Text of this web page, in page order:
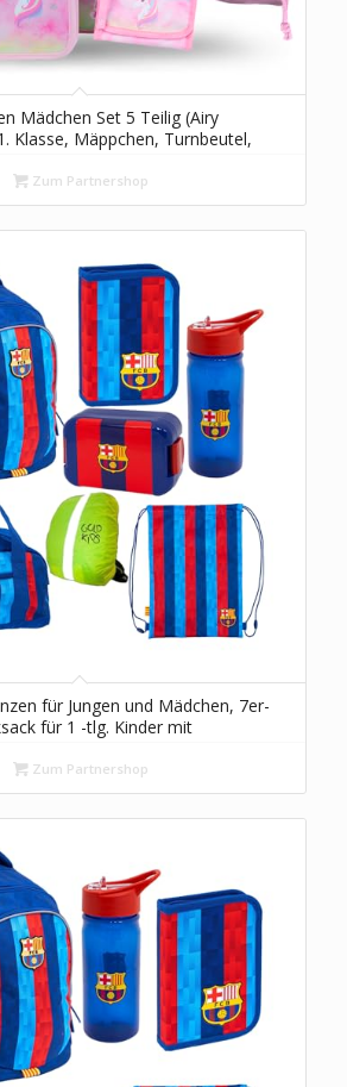
Mädchen Set 5 Teilig (Airy
Klasse, Mäppchen, Turnbeutel,
16,5 l (Regenbogen
Zum Partnershop
für Jungen und Mädchen, 7er-
für 1 -tlg. Kinder mit
Zum Partnershop